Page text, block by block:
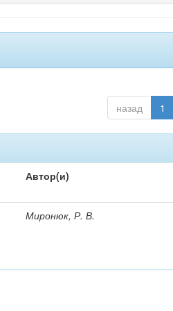
назад 1
Автор(и)
Миронюк, Р. В.